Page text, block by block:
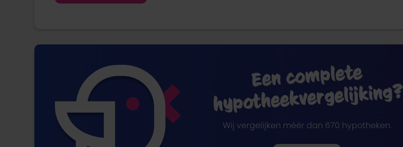
Een co
mplete
hypotheekvergelijking?
Wij vergelijken méér dan 670 hypotheken.